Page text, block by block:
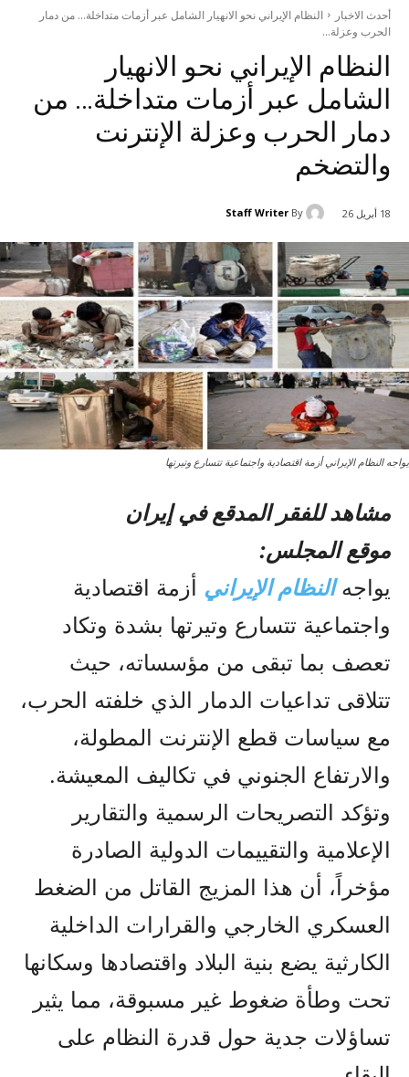
أحدث الاخبار
النظام الإيراني نحو الانهيار الشامل عبر أزمات متداخلة... من دمار
الحرب وعزلة...
النظام الإيراني نحو الانهيار
الشامل عبر أزمات متداخلة… من
دمار الحرب وعزلة الإنترنت
والتضخم
18 أبريل 26 By
Staff Writer
يواجه النظام الإيراني أزمة اقتصادية واجتماعية تتسارع وتيرتها
مشاهد للفقر المدقع في إيران
موقع المجلس:
يواجهالنظام الإيراني أزمة اقتصادية
واجتماعية تتسارع وتيرتها بشدة وتكاد
تعصف بما تبقى من مؤسساته، حيث
تتلاقى تداعيات الدمار الذي خلفته الحرب،
مع سياسات قطع الإنترنت المطولة،
والارتفاع الجنوني في تكاليف المعيشة.
وتؤكد التصريحات الرسمية والتقارير
الإعلامية والتقييمات الدولية الصادرة
مؤخراً، أن هذا المزيج القاتل من الضغط
العسكري الخارجي والقرارات الداخلية
الكارثية يضع بنية البلاد واقتصادها وسكانها
تحت وطأة ضغوط غير مسبوقة، مما يثير
تساؤلات جدية حول قدرة النظام على